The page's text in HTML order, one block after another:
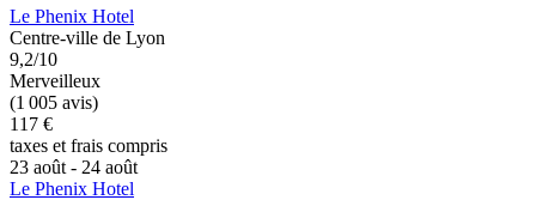
Le Phenix Hotel
Centre-ville de Lyon
9,2/10
Merveilleux
(1 005 avis)
117 €
taxes et frais compris
23 août - 24 août
Le Phenix Hotel